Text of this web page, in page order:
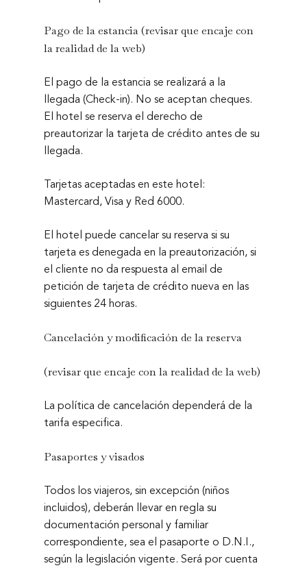
Pago de la estancia(revisar que encaje con
la realidad de la web)
El pago de la estancia se realizará a la
llegada (Check-in). No se aceptan cheques.
El hotel se reserva el derecho de
preautorizar la tarjeta de crédito antes de su
llegada.
Tarjetas aceptadas en este hotel:
Mastercard, Visa y Red 6000.
El hotel puede cancelar su reserva si su
tarjeta es denegada en la preautorización, si
el cliente no da respuesta al email de
petición de tarjeta de crédito nueva en las
siguientes 24 horas.
Cancelación y modificación de la reserva
(revisar que encaje con la realidad de la web)
La política de cancelación dependerá de la
tarifa especifica.
Pasaportes y visados
Todos los viajeros, sin excepción (niños
incluidos), deberán llevar en regla su
documentación personal y familiar
correspondiente, sea el pasaporte o D.N.I.,
según la legislación vigente. Será por cuenta
Política de Cookies